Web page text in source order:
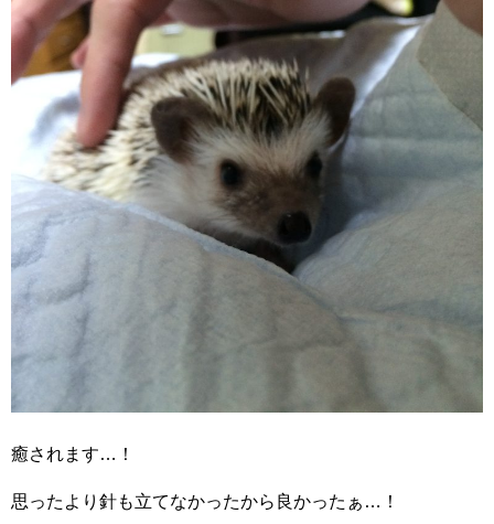
癒されます…！
思ったより針も立てなかったから良かったぁ…！